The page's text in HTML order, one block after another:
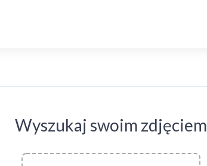
Wyszukaj swoim zdjęciem